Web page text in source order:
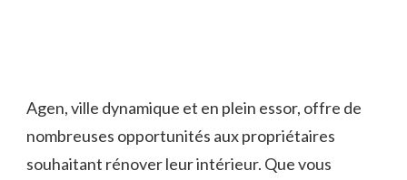
Agen, ville dynamique et en plein essor, offre de
nombreuses opportunités aux propriétaires
souhaitant rénover leur intérieur. Que vous